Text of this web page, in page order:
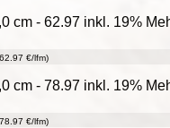
cm - 62.97 inkl. 19%
€/lfm)
cm - 78.97 inkl. 19%
€/lfm)